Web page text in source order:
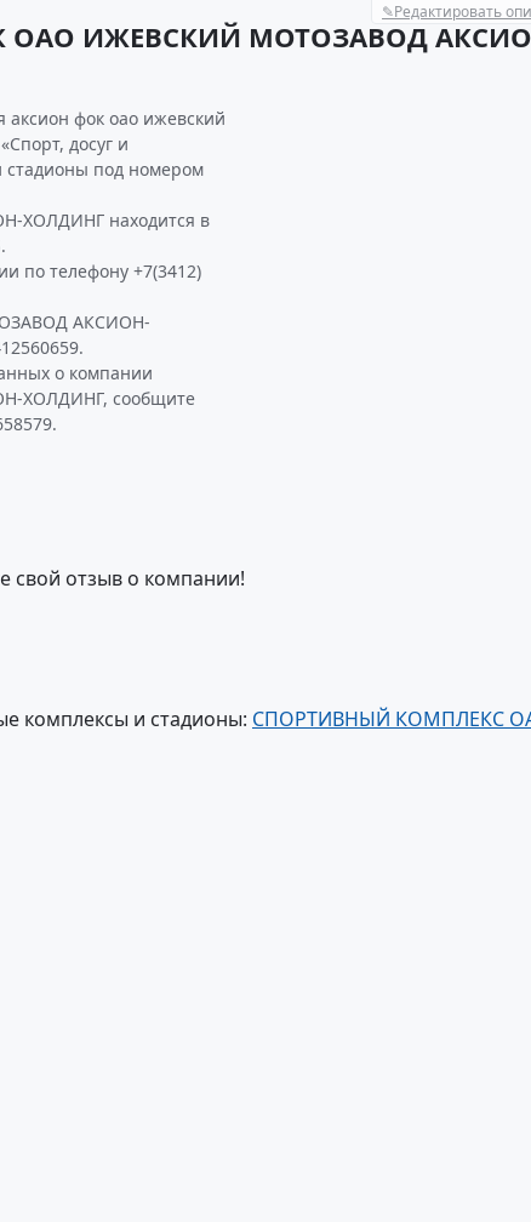
✎Редактировать
ОАО ИЖЕВСКИЙ МОТОЗАВОД
фок оао ижевский
досуг и
стадионы под номером
находится в
по телефону +7(3412)
АКСИОН-
о компании
ХОЛДИНГ, сообщите
свой отзыв о компании!
комплексы и стадионы: СПОРТИВНЫЙ КОМПЛЕКС